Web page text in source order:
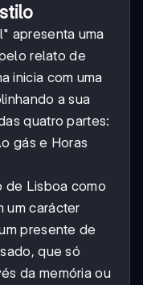
apresenta uma
relato de
inicia com uma
a sua
quatro partes:
gás e Horas
de Lisboa como
um carácter
presente de
que só
da memória ou